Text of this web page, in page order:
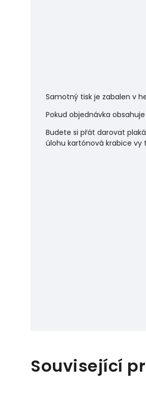
Samotný tisk je zabalen v
Pokud objednávka
Budete si přát darovat
úlohu kartónová krabice vy
Související